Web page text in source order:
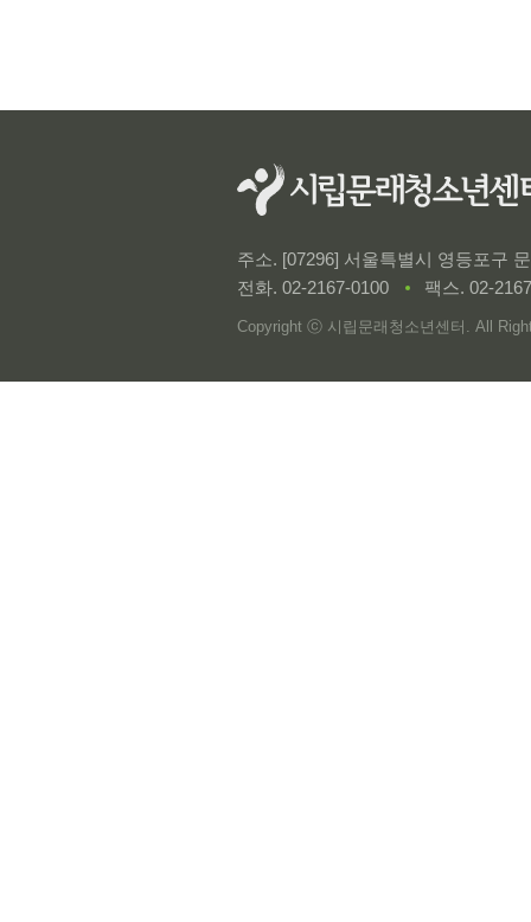
주소. [07296] 서울특별시 영등포구
전화. 02-2167-0100 팩스. 02-
Copyright ⓒ 시립문래청소년센터. All